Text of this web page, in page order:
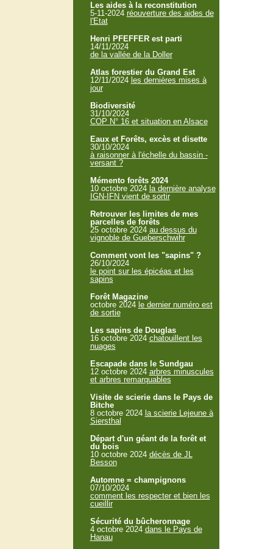
Les aides à la reconstitution
5-11-2024 réouverture des aides de
l'Etat
Henri PFEFFER est parti
14/11/2024
de la vallée de la Doller
Atlas forestier du Grand Est
12/11/2024 les dernières mises à
jour
Biodiversité
31/10/2024
COP N° 16 et situation en Alsace
Eaux et Forêts, excès et disette
30/10/2024
à raisonner à l'échelle du bassin -
versant ?
Mémento forêts 2024
10 octobre 2024 la dernière analyse
IGN-IFN vient de sortir
Retrouver les limites de mes
parcelles de forêts
25 octobre 2024 au dessus du
vignoble de Gueberschwihr
Comment vont les "sapins" ?
26/10/2024
le point sur les épicéas et les
sapins
Forêt Magazine
octobre 2024 le dernier numéro est
de sortie
Les sapins de Douglas
16 octobre 2024 chatouillent les
nuages
Escapade dans le Sundgau
12 octobre 2024 arbres minuscules
et arbres remarquables
Visite de scierie dans le Pays de
Bitche
8 octobre 2024 la scierie Lejeune à
Siersthal
Départ d'un géant de la forêt et
du bois
10 octobre 2024 décès de JL
Besson
Automne = champignons
07/10/2024
comment les respecter et bien les
cueillir
Sécurité du bûcheronnage
4 octobre 2024 dans le Pays de
Hanau